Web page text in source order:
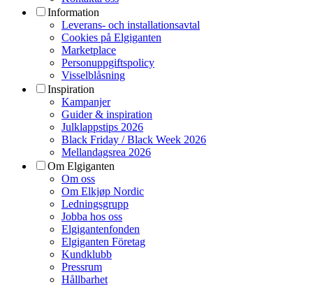
Information
Leverans- och installationsavtal
Cookies på Elgiganten
Marketplace
Personuppgiftspolicy
Visselblåsning
Inspiration
Kampanjer
Guider & inspiration
Julklappstips 2026
Black Friday / Black Week 2026
Mellandagsrea 2026
Om Elgiganten
Om oss
Om Elkjøp Nordic
Ledningsgrupp
Jobba hos oss
Elgigantenfonden
Elgiganten Företag
Kundklubb
Pressrum
Hållbarhet